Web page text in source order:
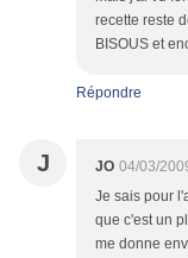
recette reste
BISOUS et
Répondre
J JO 04/03/
Je sais pour
que c'est un
me donne